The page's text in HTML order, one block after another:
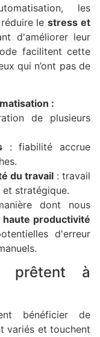
les
réduire lestress et
d'améliorer leur
facilitent cette
qui n’ont pas de
:
de plusieurs
: fiabilité accrue
du travail : travail
stratégique.
dont nous
haute productivité
d'erreur
prêtent à
bénéficier de
variés et touchent